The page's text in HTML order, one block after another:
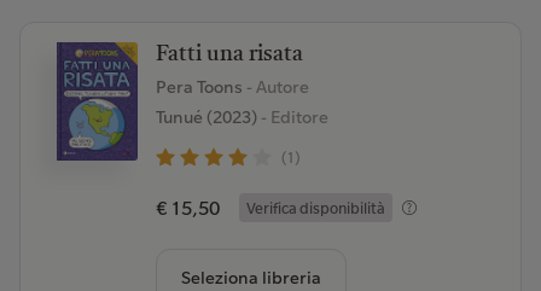
Fatti una risata
Pera Toons - Autore
Tunué (2023)- Editore
(1)
€ 15,50 Verifica disponibilità
Seleziona libreria